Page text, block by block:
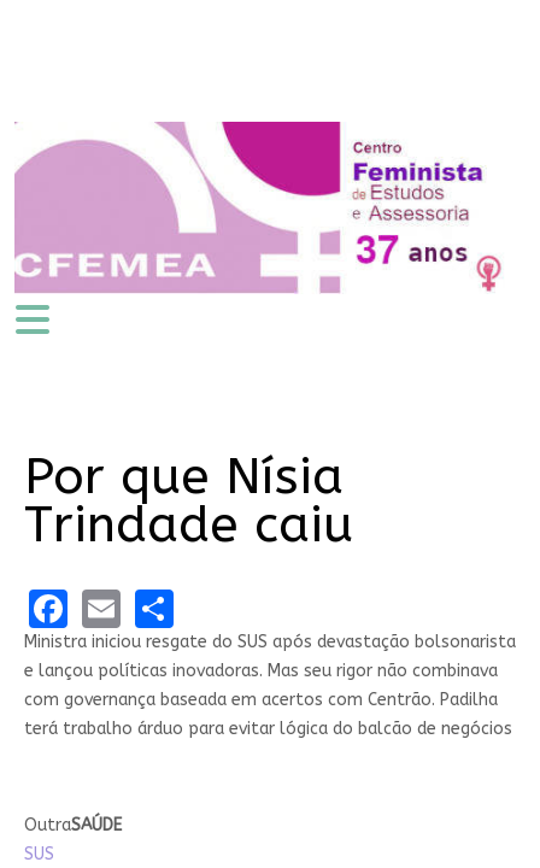
Por que Nísia
Trindade caiu
Facebook
EmailShare
Ministra iniciou resgate do SUS após devastação bolsonarista
e lançou políticas inovadoras. Mas seu rigor não combinava
com governança baseada em acertos com Centrão. Padilha
terá trabalho árduo para evitar lógica do balcão de negócios
OutraSAÚDE
SUS